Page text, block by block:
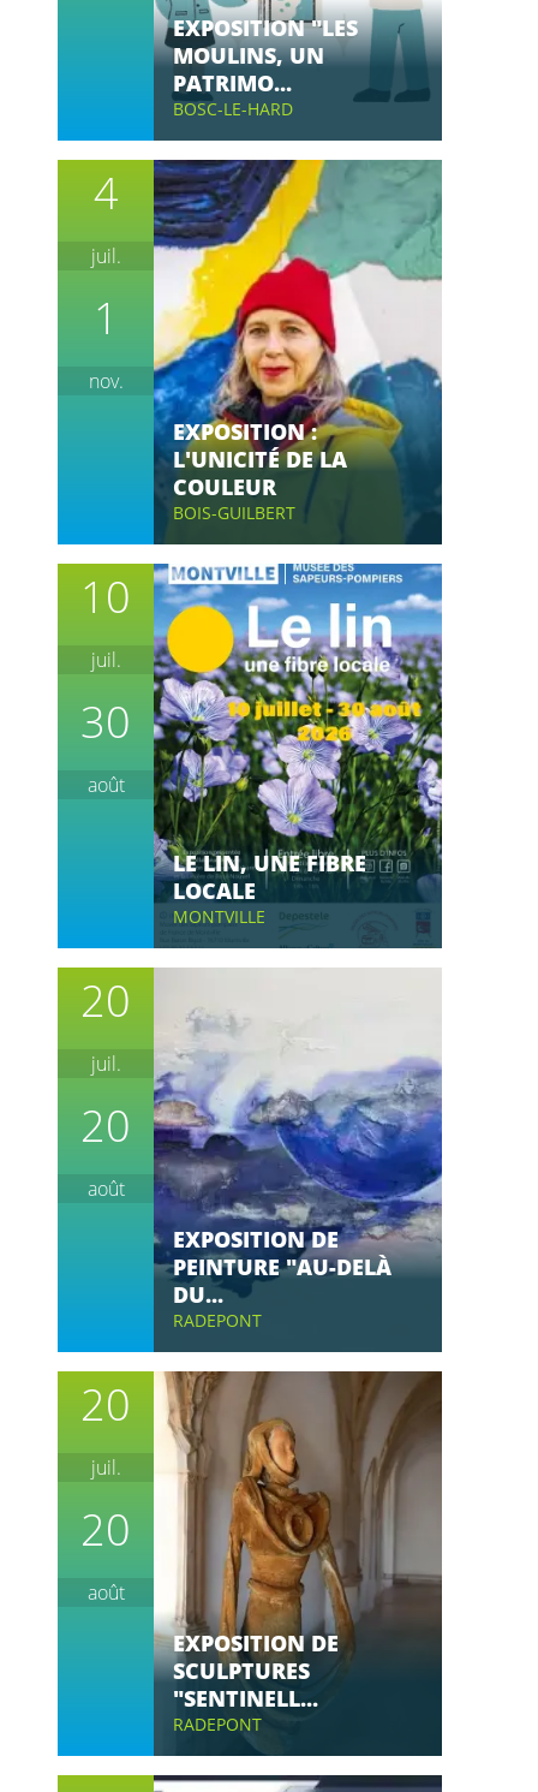
EXPOSITION "LES
MOULINS, UN
PATRIMO...
BOSC-LE-HARD
4
juil.
1
nov.
EXPOSITION :
L'UNICITÉ DE LA
COULEUR
BOIS-GUILBERT
10
juil.
30
août
LE LIN, UNE FIBRE
LOCALE
MONTVILLE
20
juil.
20
août
EXPOSITION DE
PEINTURE "AU-DELÀ
DU...
RADEPONT
20
juil.
20
août
EXPOSITION DE
SCULPTURES
"SENTINELL...
RADEPONT